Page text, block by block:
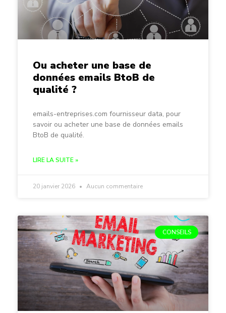
Ou acheter une base de
données emails BtoB de
qualité ?
emails-entreprises.com fournisseur data, pour
savoir ou acheter une base de données emails
BtoB de qualité.
LIRE LA SUITE »
20 janvier 2026 Aucun commentaire
CONSEILS